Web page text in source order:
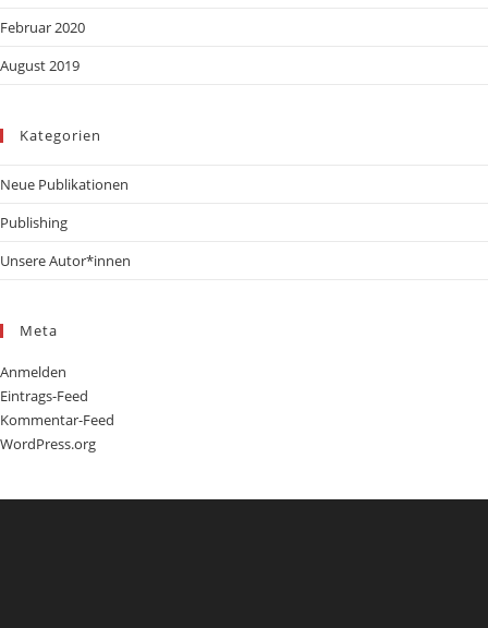
Februar 2020
August 2019
Kategorien
Neue Publikationen
Publishing
Unsere Autor*innen
Meta
Anmelden
Eintrags-Feed
Kommentar-Feed
WordPress.org